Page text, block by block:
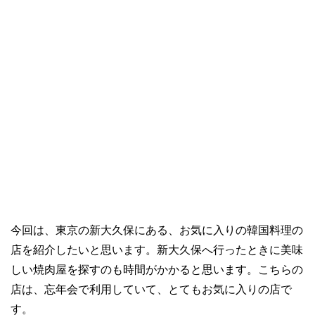
今回は、東京の新大久保にある、お気に入りの韓国料理の
店を紹介したいと思います。新大久保へ行ったときに美味
しい焼肉屋を探すのも時間がかかると思います。こちらの
店は、忘年会で利用していて、とてもお気に入りの店で
す。